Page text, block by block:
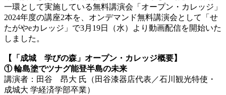
一環として実施している無料講演会「オープン・カレッジ」
2024年度の講座2本を、オンデマンド無料講演会として「せ
たがやeカレッジ」で3月19日（水）より動画配信を開始いた
しました。
【「成城 学びの森」オープン・カレッジ概要】
①輪島塗でツナグ能登半島の未来
講演者：田谷 昂大 氏（田谷漆器店代表／石川観光特使・
成城大 学経済学部卒業）